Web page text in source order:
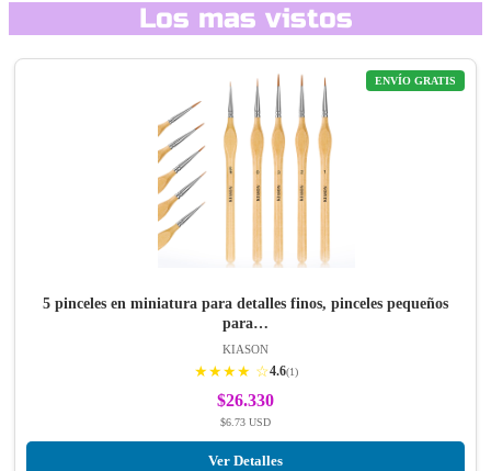
Los mas vistos
ENVÍO GRATIS
5 pinceles en miniatura para detalles finos, pinceles pequeños
para…
KIASON
★★★★ ☆4.6(1)
$26.330
$6.73 USD
Ver Detalles